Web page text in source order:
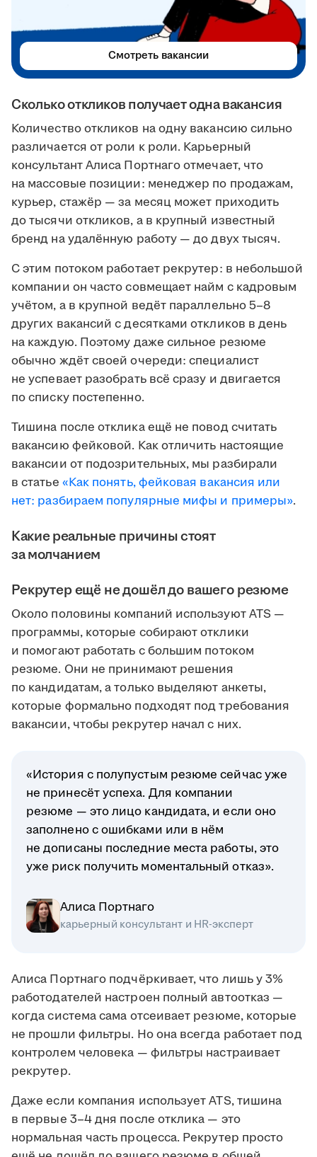
Сколько откликов получает одна вакансия
Количество откликов на одну вакансию сильно
различается от роли к роли. Карьерный
консультант Алиса Портнаго отмечает, что
на массовые позиции: менеджер по продажам,
курьер, стажёр — за месяц может приходить
до тысячи откликов, а в крупный известный
бренд на удалённую работу — до двух тысяч.
С этим потоком работает рекрутер: в небольшой
компании он часто совмещает найм с кадровым
учётом, а в крупной ведёт параллельно 5–8
других вакансий с десятками откликов в день
на каждую. Поэтому даже сильное резюме
обычно ждёт своей очереди: специалист
не успевает разобрать всё сразу и двигается
по списку постепенно.
Тишина после отклика ещё не повод считать
вакансию фейковой. Как отличить настоящие
вакансии от подозрительных, мы разбирали
в статье «Как понять, фейковая вакансия или
нет: разбираем популярные мифы и примеры».
Какие реальные причины стоят
за молчанием
Рекрутер ещё не дошёл до вашего резюме
Около половины компаний используют ATS —
программы, которые собирают отклики
и помогают работать с большим потоком
резюме. Они не принимают решения
по кандидатам, а только выделяют анкеты,
которые формально подходят под требования
вакансии, чтобы рекрутер начал с них.
«История с полупустым резюме сейчас уже
не принесёт успеха. Для компании
резюме — это лицо кандидата, и если оно
заполнено с ошибками или в нём
не дописаны последние места работы, это
уже риск получить моментальный отказ».
Алиса Портнаго
карьерный консультант и HR-эксперт
Алиса Портнаго подчёркивает, что лишь у 3%
работодателей настроен полный автоотказ —
когда система сама отсеивает резюме, которые
не прошли фильтры. Но она всегда работает под
контролем человека — фильтры настраивает
рекрутер.
Даже если компания использует ATS, тишина
в первые 3–4 дня после отклика — это
нормальная часть процесса. Рекрутер просто
Смотреть вакансии